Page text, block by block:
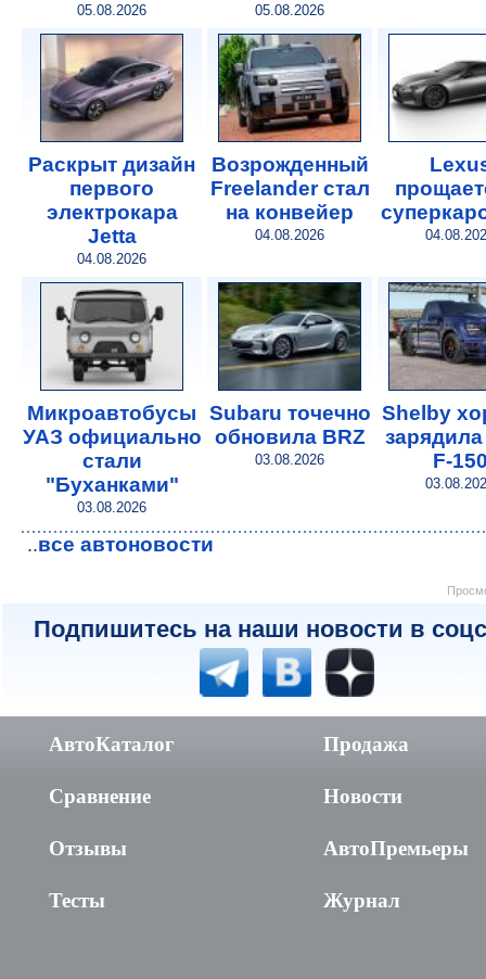
05.08.2026 05.08.2026
Раскрыт дизайн
первого
электрокара
Jetta
04.08.2026
Возрожденный
Freelander стал
на конвейер
04.08.2026
Микроавтобусы
УАЗ официально
стали
"Буханками"
03.08.2026
Subaru точечно
обновила BRZ
03.08.2026
Shelby
F-
..все автоновости
Подпишитесь на наши новости в
АвтоКаталог
Сравнение
Отзывы
Тесты
Продажа
Новости
АвтоПремьеры
Журнал